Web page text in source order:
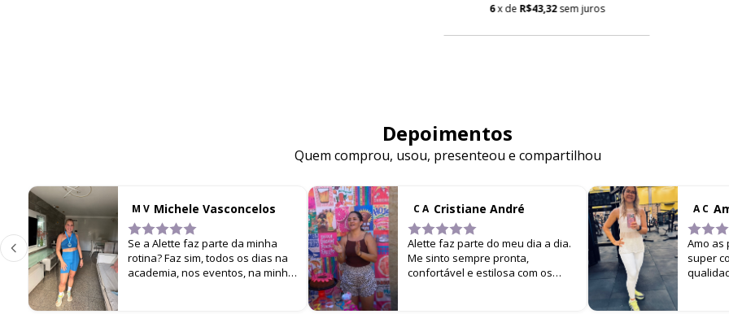
6x de R$43,32 sem juros
Depoimentos
Quem comprou, usou, presenteou e compartilhou
M V Michele Vasconcelos
Se a Alette faz parte da minha
rotina? Faz sim, todos os dias na
academia, nos eventos, na minha
C A Cristiane André
Alette faz parte do meu dia a dia.
Me sinto sempre pronta,
confortável e estilosa com os
A C
Amo as
super